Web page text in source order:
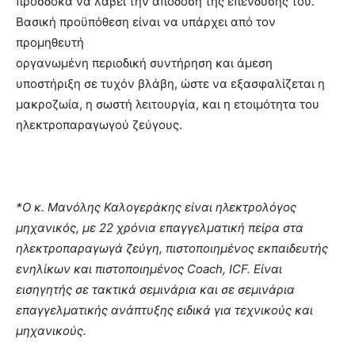
Βασική προϋπόθεση είναι να υπάρχει από τον
προμηθευτή
οργανωμένη περιοδική συντήρηση και άμεση
υποστήριξη σε τυχόν βλάβη, ώστε να εξασφαλίζεται η
μακροζωία, η σωστή λειτουργία, και η ετοιμότητα του
ηλεκτροπαραγωγού ζεύγους.
*Ο κ. Μανόλης Καλογεράκης είναι ηλεκτρολόγος
μηχανικός, με 22 χρόνια επαγγελματική πείρα στα
ηλεκτροπαραγωγά ζεύγη, πιστοποιημένος εκπαιδευτής
ενηλίκων και πιστοποιημένος Coach, ICF. Είναι
εισηγητής σε τακτικά σεμινάρια και σε σεμινάρια
επαγγελματικής ανάπτυξης ειδικά για τεχνικούς και
μηχανικούς.